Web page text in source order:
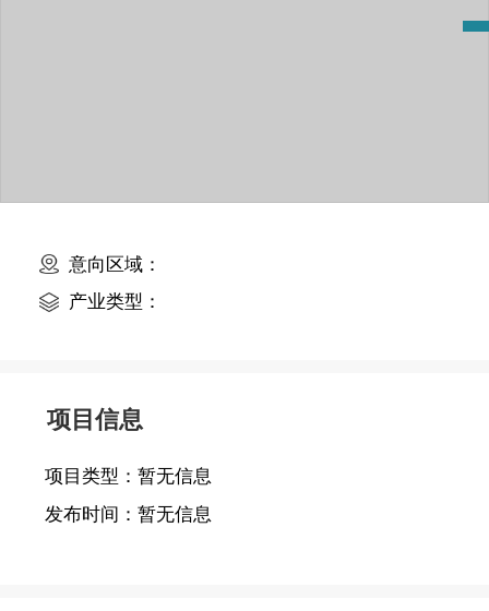
意向区域：
产业类型：
项目信息
项目类型： 暂无信息
发布时间： 暂无信息